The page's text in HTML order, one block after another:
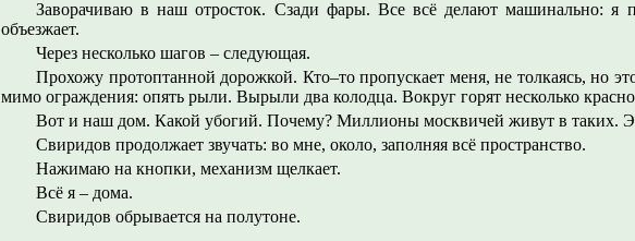
Заворачиваю в наш отросток. Сзади фары. Все всё делают машинально:
объезжает.
Через несколько шагов – следующая.
Прохожу протоптанной дорожкой. Кто–то пропускает меня, не толкаясь, но
мимо ограждения: опять рыли. Вырыли два колодца. Вокруг горят несколько
Вот и наш дом. Какой убогий. Почему? Миллионы москвичей живут в таких.
Свиридов продолжает звучать: во мне, около, заполняя всё пространство.
Нажимаю на кнопки, механизм щелкает.
Всё я – дома.
Свиридов обрывается на полутоне.